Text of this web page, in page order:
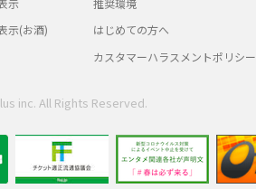
示
示(お酒)
推奨環境
はじめての方へ
カスタマーハラスメントポリシー
inc. All Rights Reserved.